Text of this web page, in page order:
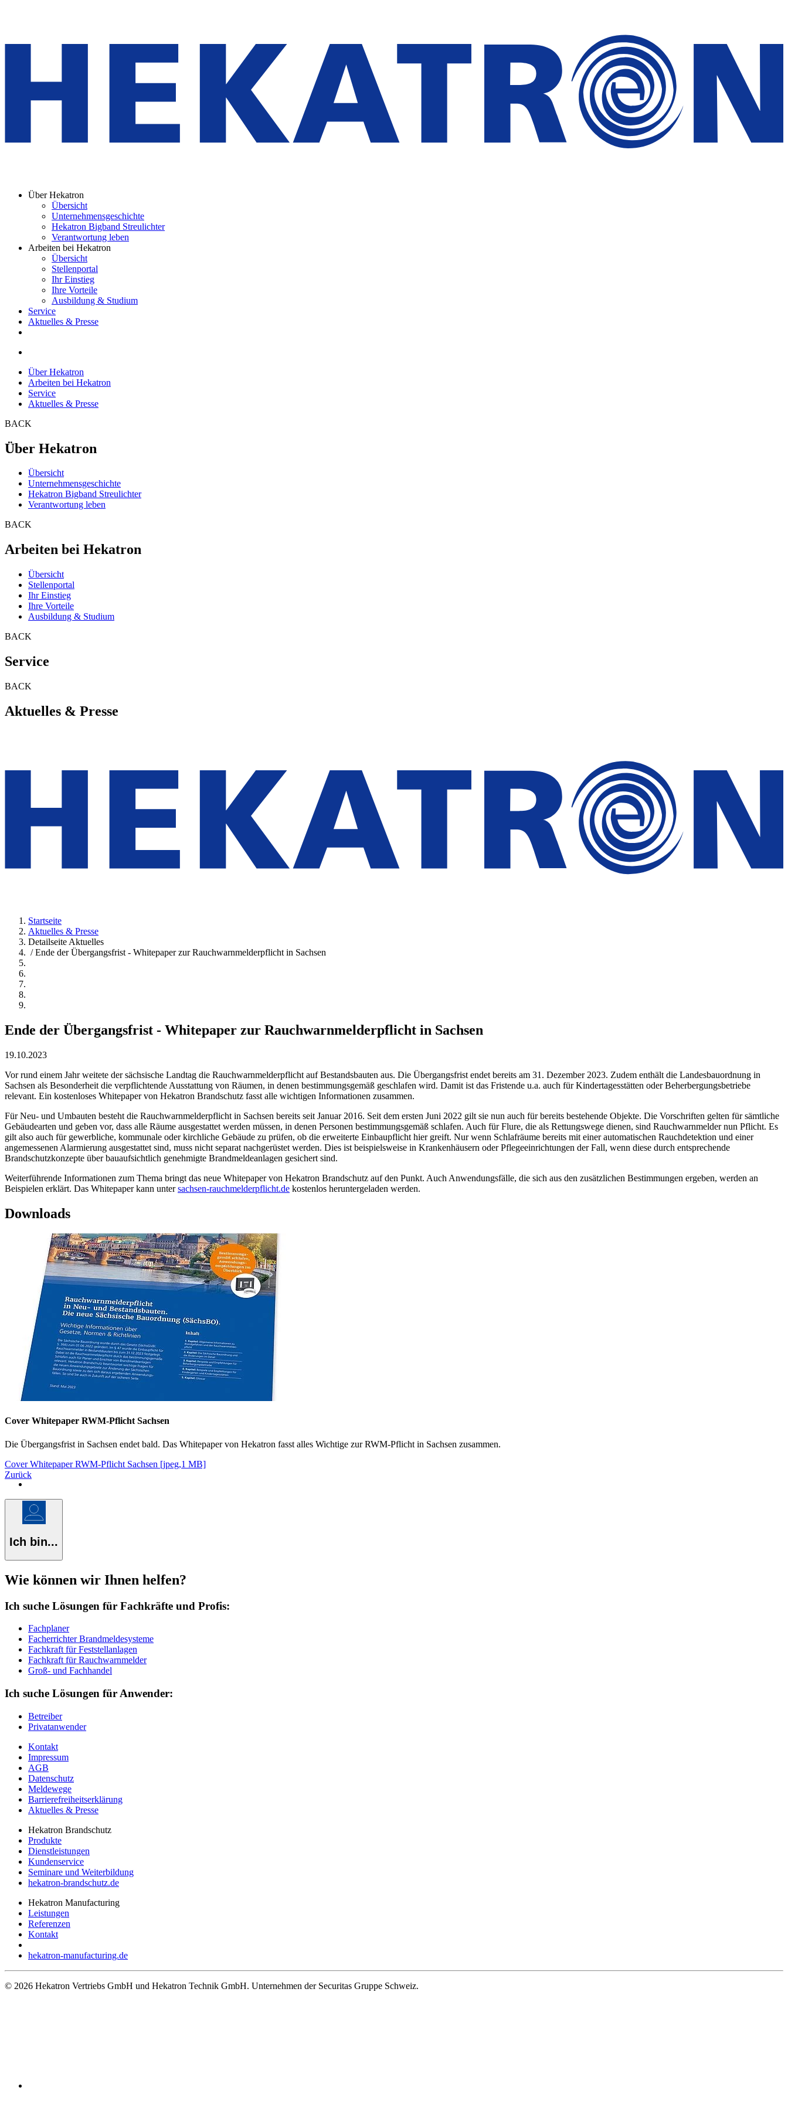
Über Hekatron
Übersicht
Unternehmensgeschichte
Hekatron Bigband Streulichter
Verantwortung leben
Arbeiten bei Hekatron
Übersicht
Stellenportal
Ihr Einstieg
Ihre Vorteile
Ausbildung & Studium
Service
Aktuelles & Presse
Über Hekatron
Arbeiten bei Hekatron
Service
Aktuelles & Presse
BACK
Über Hekatron
Übersicht
Unternehmensgeschichte
Hekatron Bigband Streulichter
Verantwortung leben
BACK
Arbeiten bei Hekatron
Übersicht
Stellenportal
Ihr Einstieg
Ihre Vorteile
Ausbildung & Studium
BACK
Service
BACK
Aktuelles & Presse
Startseite
Aktuelles & Presse
Detailseite Aktuelles
/ Ende der Übergangsfrist - Whitepaper zur Rauchwarnmelderpflicht in Sachsen
Ende der Übergangsfrist - Whitepaper zur Rauchwarnmelderpflicht in Sachsen
19.10.2023
Vor rund einem Jahr weitete der sächsische Landtag die Rauchwarnmelderpflicht auf Bestandsbauten aus. Die Übergangsfrist endet bereits am 31. Dezember 2023. Zudem enthält die Landesbauordnung in
Sachsen als Besonderheit die verpflichtende Ausstattung von Räumen, in denen bestimmungsgemäß geschlafen wird. Damit ist das Fristende u.a. auch für Kindertagesstätten oder Beherbergungsbetriebe
relevant. Ein kostenloses Whitepaper von Hekatron Brandschutz fasst alle wichtigen Informationen zusammen.
Für Neu- und Umbauten besteht die Rauchwarnmelderpflicht in Sachsen bereits seit Januar 2016. Seit dem ersten Juni 2022 gilt sie nun auch für bereits bestehende Objekte. Die Vorschriften gelten für sämtliche
Gebäudearten und geben vor, dass alle Räume ausgestattet werden müssen, in denen Personen bestimmungsgemäß schlafen. Auch für Flure, die als Rettungswege dienen, sind Rauchwarnmelder nun Pflicht. Es
gilt also auch für gewerbliche, kommunale oder kirchliche Gebäude zu prüfen, ob die erweiterte Einbaupflicht hier greift.​ Nur wenn Schlafräume bereits mit einer automatischen Rauchdetektion und einer
angemessenen Alarmierung ausgestattet sind, muss nicht separat nachgerüstet werden. Dies ist beispielsweise in Krankenhäusern oder Pflegeeinrichtungen der Fall, wenn diese durch entsprechende
Brandschutzkonzepte über bauaufsichtlich genehmigte Brandmeldeanlagen gesichert sind.
Weiterführende Informationen zum Thema bringt das neue Whitepaper von Hekatron Brandschutz auf den Punkt. Auch Anwendungsfälle, die sich aus den zusätzlichen Bestimmungen ergeben, werden an
Beispielen erklärt. Das Whitepaper kann untersachsen-rauchmelderpflicht.de kostenlos heruntergeladen werden.
Downloads
Cover Whitepaper RWM-Pflicht Sachsen
Die Übergangsfrist in Sachsen endet bald. Das Whitepaper von Hekatron fasst alles Wichtige zur RWM-Pflicht in Sachsen zusammen.
Cover Whitepaper RWM-Pflicht Sachsen [jpeg,1 MB]
Zurück
Ich bin...
Wie können wir Ihnen helfen?
Ich suche Lösungen für Fachkräfte und Profis:
Fachplaner
Facherrichter Brandmeldesysteme
Fachkraft für Feststellanlagen
Fachkraft für Rauchwarnmelder
Groß- und Fachhandel
Ich suche Lösungen für Anwender:
Betreiber
Privatanwender
Kontakt
Impressum
AGB
Datenschutz
Meldewege
Barrierefreiheitserklärung
Aktuelles & Presse
Hekatron Brandschutz
Produkte
Dienstleistungen
Kundenservice
Seminare und Weiterbildung
hekatron-brandschutz.de
Hekatron Manufacturing
Leistungen
Referenzen
Kontakt
hekatron-manufacturing.de
© 2026 Hekatron Vertriebs GmbH und Hekatron Technik GmbH. Unternehmen der Securitas Gruppe Schweiz.